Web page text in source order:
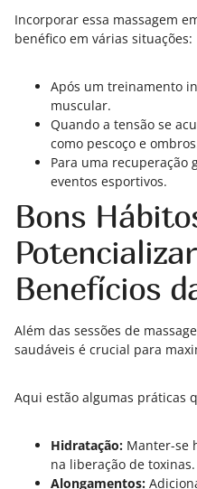
Incorporar essa massagem
benéfico em várias situações:
Após um treinamento
muscular.
Quando a tensão se
como pescoço e
Para uma recuperação
eventos esportivos.
Bons
Benefícios
Além das sessões de
saudáveis é crucial para
Aqui estão algumas práticas
Hidratação: Manter-se
na liberação de toxinas.
Alongamentos: